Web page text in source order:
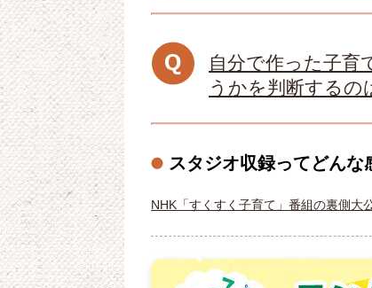
自分で作った子育
うかを判断するの
スタジオ収録ってどんな
NHK「すくすく子育て」番組の裏側大